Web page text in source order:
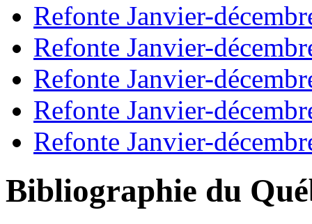
Refonte Janvier-
Refonte Janvier-
Refonte Janvier-
Refonte Janvier-
Refonte Janvier-
Bibliographie du